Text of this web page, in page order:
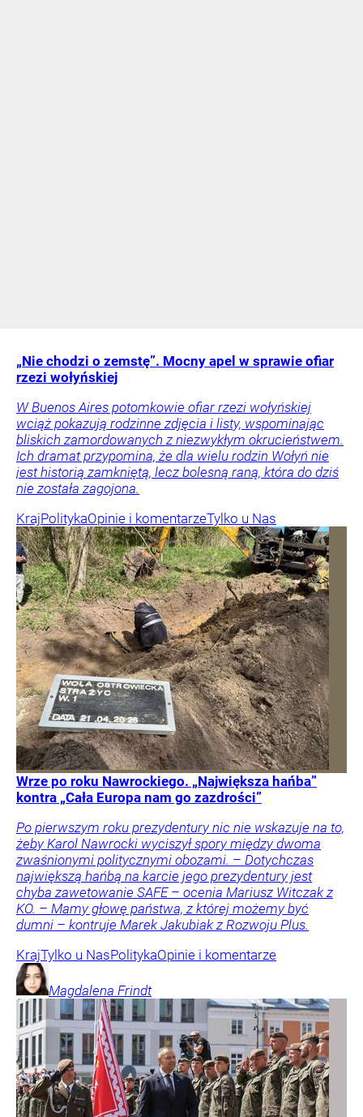
„Nie chodzi o zemstę”. Mocny apel w sprawie ofiar
rzezi wołyńskiej
W Buenos Aires potomkowie ofiar rzezi wołyńskiej
wciąż pokazują rodzinne zdjęcia i listy, wspominając
bliskich zamordowanych z niezwykłym okrucieństwem.
Ich dramat przypomina, że dla wielu rodzin Wołyń nie
jest historią zamkniętą, lecz bolesną raną, która do dziś
nie została zagojona.
KrajPolitykaOpinie i komentarzeTylko u Nas
Wrze po roku Nawrockiego. „Największa hańba”
kontra „Cała Europa nam go zazdrości”
Po pierwszym roku prezydentury nic nie wskazuje na to,
żeby Karol Nawrocki wyciszył spory między dwoma
zwaśnionymi politycznymi obozami. – Dotychczas
największą hańbą na karcie jego prezydentury jest
chyba zawetowanie SAFE – ocenia Mariusz Witczak z
KO. – Mamy głowę państwa, z której możemy być
dumni – kontruje Marek Jakubiak z Rozwoju Plus.
KrajTylko u NasPolitykaOpinie i komentarze
Magdalena Frindt